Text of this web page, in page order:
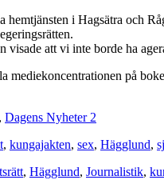
hemtjänsten i Hagsätra och
att vi inte borde ha
mediekoncentrationen på
, Dagens Nyheter 2
, kungajakten, sex, Hägglund,
, Hägglund, Journalistik,